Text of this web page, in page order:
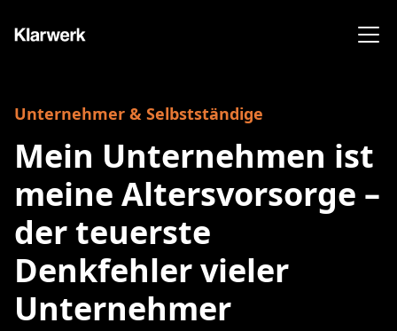
Unternehmer & Selbstständige
Mein Unternehmen ist
meine Altersvorsorge –
der teuerste
Denkfehler vieler
Unternehmer